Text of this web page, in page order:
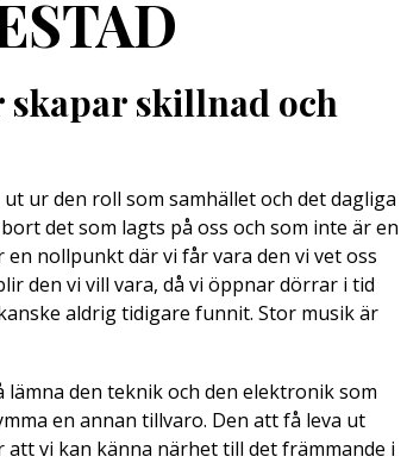
skillnad och
ur den roll som samhället och det dagliga
det som lagts på oss och som inte är en
en nollpunkt där vi får vara den vi vet oss
den vi vill vara, då vi öppnar dörrar i tid
aldrig tidigare funnit. Stor musik är
den teknik och den elektronik som
en annan tillvaro. Den att få leva ut
vi kan känna närhet till det främmande i